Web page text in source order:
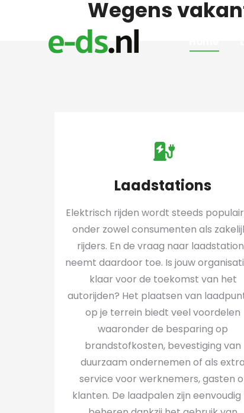
Wegens
Laadstations
Elektrisch rijden wordt steeds
onder zowel consumenten als
rijders. En de vraag naar
neemt daardoor toe. Is jouw
klaar voor de toekomst van het
autorijden? Het plaatsen van
op je terrein biedt veel voordelen
waaronder de besparing op
brandstofkosten, bevestiging van
duurzaam ondernemen of als extra
service voor werknemers, gasten
klanten. De laadpalen zijn eenvoudig